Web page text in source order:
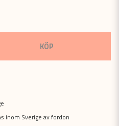
KÖP
inom Sverige av fordon